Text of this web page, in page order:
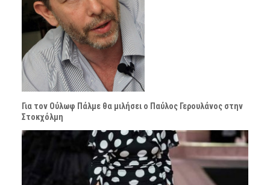
Για τον Ούλωφ Πάλμε θα μιλήσει ο Παύλος Γερουλάνος στην
Στοκχόλμη